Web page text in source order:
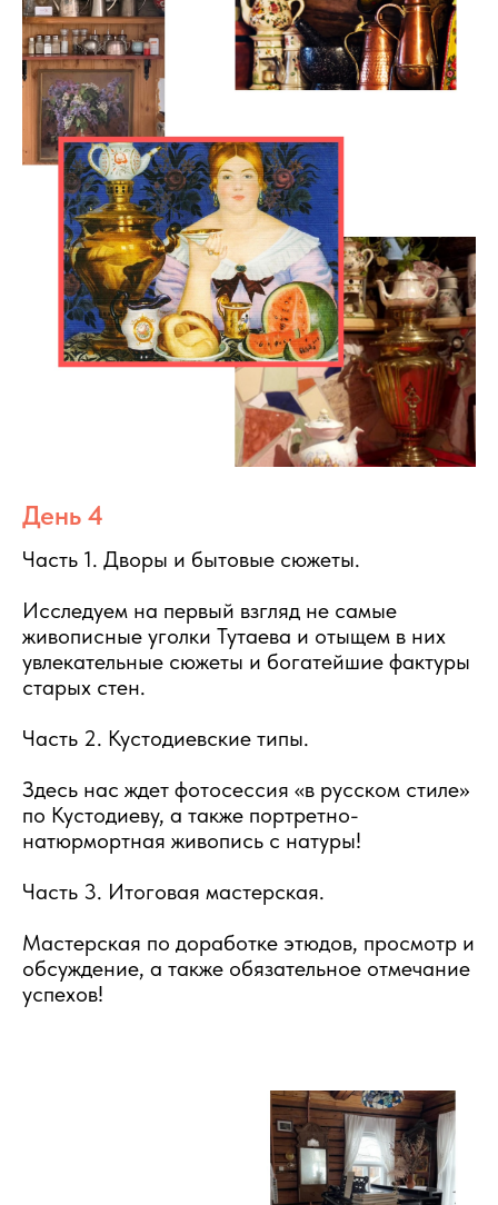
День 4
Часть 1. Дворы и бытовые сюжеты.
Исследуем на первый взгляд не самые
живописные уголки Тутаева и отыщем в них
увлекательные сюжеты и богатейшие фактуры
старых стен.
Часть 2. Кустодиевские типы.
Здесь нас ждет фотосессия «в русском стиле»
по Кустодиеву, а также портретно-
натюрмортная живопись с натуры!
Часть 3. Итоговая мастерская.
Мастерская по доработке этюдов, просмотр и
обсуждение, а также обязательное отмечание
успехов!